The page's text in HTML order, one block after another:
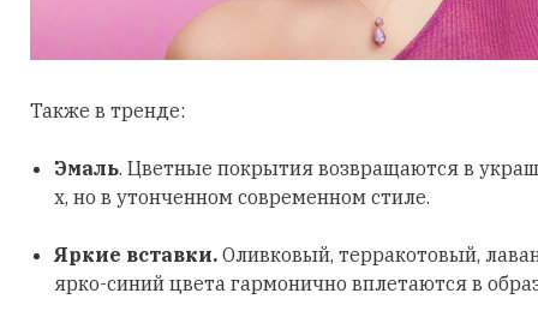
Также в тренде:
Эмаль. Цветные покрытия возвращаются в
х, но в утонченном современном стиле.
Яркие вставки. Оливковый, терракотовый,
ярко-синий цвета гармонично вплетаются в